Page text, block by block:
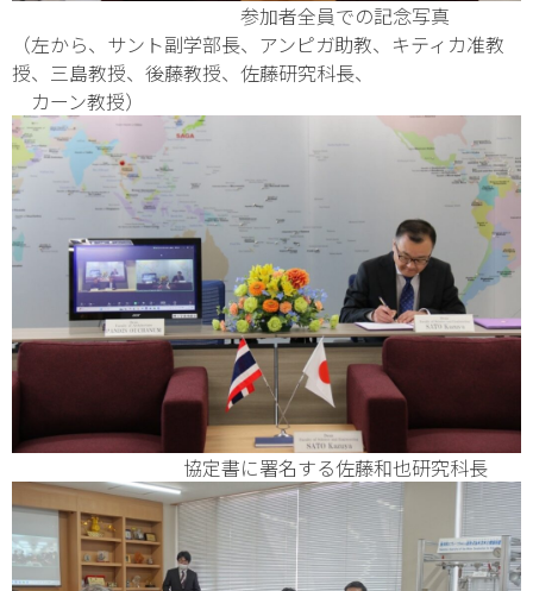
参加者全員での記念写真
（左から、サント副学部長、アンピガ助教、キティカ准教
授、三島教授、後藤教授、佐藤研究科長、
カーン教授）
協定書に署名する佐藤和也研究科長